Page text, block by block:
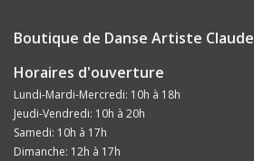
Boutique de Danse Artiste Claude
Horaires d'ouverture
Lundi-Mardi-Mercredi: 10h à 18h
Jeudi-Vendredi: 10h à 20h
Samedi: 10h à 17h
Dimanche: 12h à 17h